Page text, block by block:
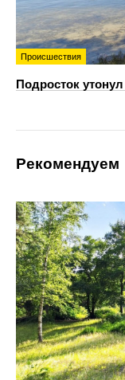
Происшествия
Подросток
Рекомендуем